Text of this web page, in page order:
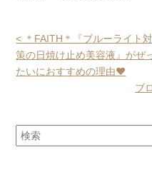
< ＊FAITH＊『ブルーライト対
策の日焼け止め美容液』がぜ
たいにおすすめの理由❤
ブ